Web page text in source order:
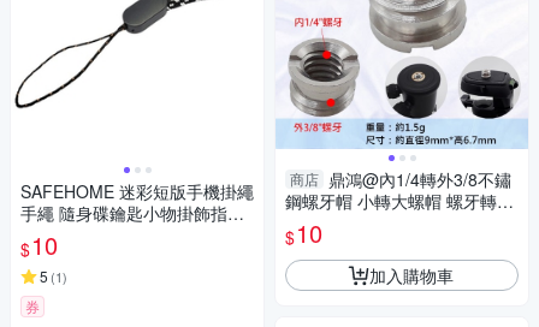
SAFEHOME 迷彩短版手機掛繩
手繩 隨身碟鑰匙小物掛飾指環
吊繩 11公分長 (恕不接受指定
顏色出貨) CPA045
$10
5 (1)
券
商店 鼎鴻@內1/4轉外3/8不鏽
鋼螺牙帽 小轉大螺帽 螺牙轉接
單眼相機 雲台 腳架 轉換螺絲
$10
加入購物車